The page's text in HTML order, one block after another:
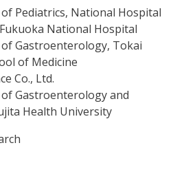
Pediatrics, National Hospital
National Hospital
Gastroenterology, Tokai
of Medicine
Co., Ltd.
Gastroenterology and
Health University